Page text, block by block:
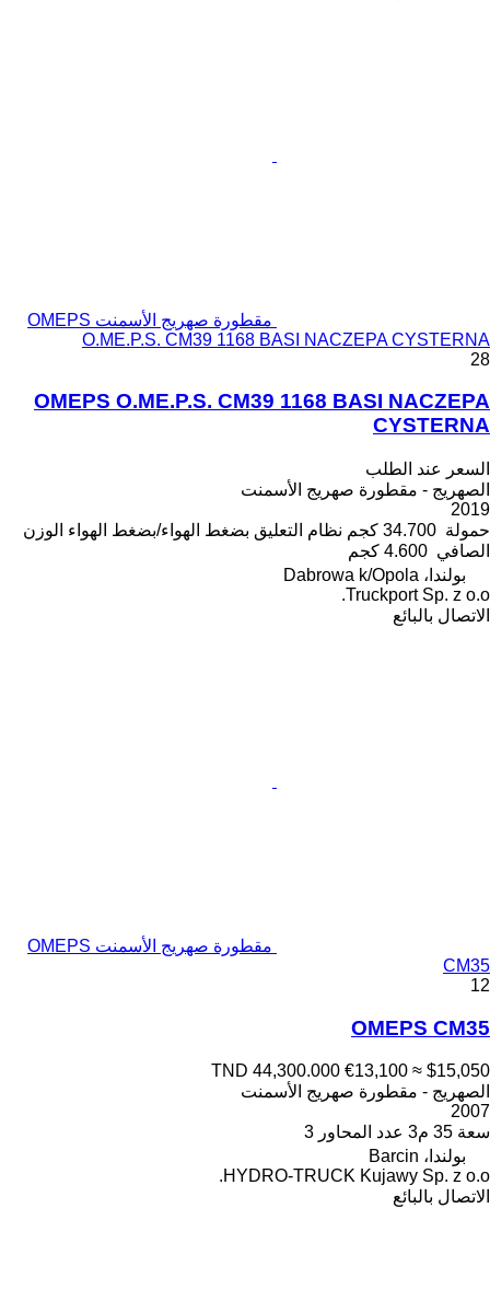
مقطورة صهريج الأسمنت OMEPS
O.ME.P.S. CM39 1168 BASI NACZEPA CYSTERNA
28
OMEPS O.ME.P.S. CM39 1168 BASI NACZEPA
CYSTERNA
السعر عند الطلب
الصهريج - مقطورة صهريج الأسمنت
2019
حمولة 34.700 كجم نظام التعليق بضغط الهواء/بضغط الهواء الوزن
الصافي 4.600 كجم
بولندا، Dabrowa k/Opola
Truckport Sp. z o.o.
الاتصال بالبائع
مقطورة صهريج الأسمنت OMEPS
CM35
12
OMEPS CM35
TND 44,300.000 €13,100 ≈ $15,050
الصهريج - مقطورة صهريج الأسمنت
2007
سعة 35 م3 عدد المحاور 3
بولندا، Barcin
HYDRO-TRUCK Kujawy Sp. z o.o.
الاتصال بالبائع